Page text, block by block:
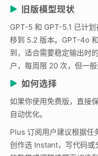
旧版模型现状
GPT-5 和 GPT-5.1 已计
移到 5.2 版本。GPT-4o
到，适合需要稳定输出时
户，每周限 20 次，但一
如何选择
如果你使用免费版，直接
自动优化。
Plus 订阅用户建议根据任
创作选 Instant，写代码